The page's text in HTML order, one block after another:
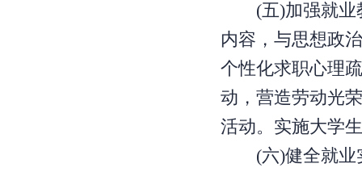
(五)加强就业教
内容，与思想政
个性化求职心理
动，营造劳动光
活动。实施大学
(六)健全就业实